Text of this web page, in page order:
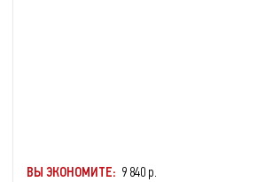
ВЫ ЭКОНОМИТЕ: 9 840 р.